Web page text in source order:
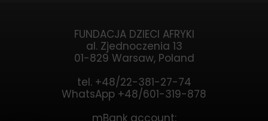
FUNDACJA DZIECI AFRYKI
al. Zjednoczenia 13
01-829 Warsaw, Poland
tel. +48/22-381-27-74
WhatsApp +48/601-319-878
mBank account: